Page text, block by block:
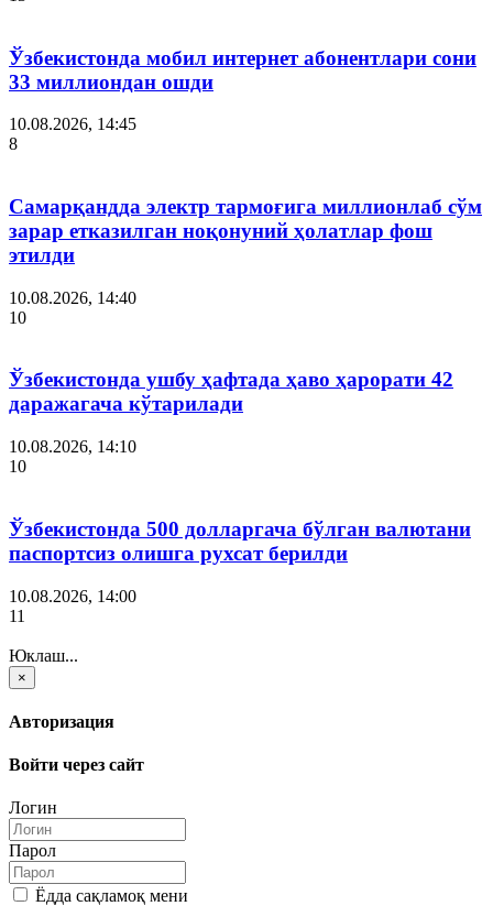
Ўзбекистонда мобил интернет абонентлари сони
33 миллиондан ошди
10.08.2026, 14:45
8
Самарқандда электр тармоғига миллионлаб сўм
зарар етказилган ноқонуний ҳолатлар фош
этилди
10.08.2026, 14:40
10
Ўзбекистонда ушбу ҳафтада ҳаво ҳарорати 42
даражагача кўтарилади
10.08.2026, 14:10
10
Ўзбекистонда 500 долларгача бўлган валютани
паспортсиз олишга рухсат берилди
10.08.2026, 14:00
11
Юклаш...
×
Авторизация
Войти через сайт
Логин
Парол
Ёдда сақламоқ мени